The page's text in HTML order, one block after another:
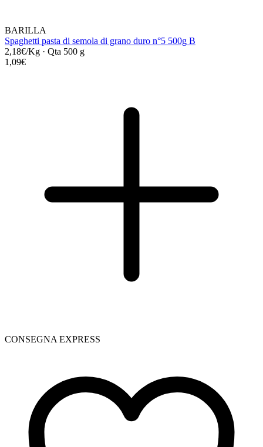
BARILLA
Spaghetti pasta di semola di grano duro n°5 500g B
2,18€/Kg · Qta 500 g
1,09€
CONSEGNA EXPRESS